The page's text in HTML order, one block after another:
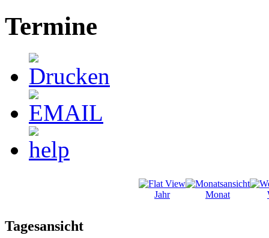
Termine
Jahr Monat
Tagesansicht